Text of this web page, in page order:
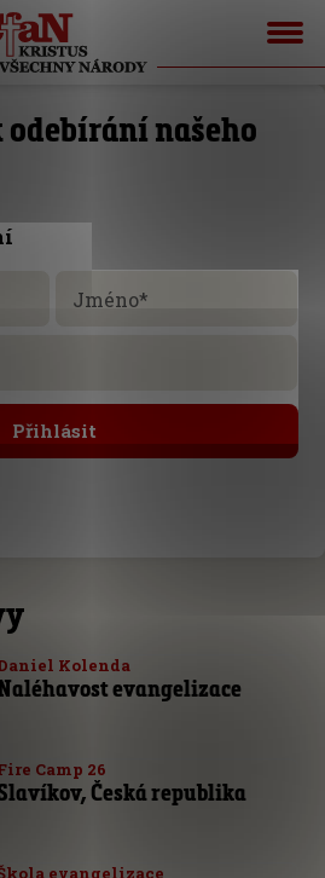
našeho
Jméno*
Kolenda
evangelizace
Camp 26
Česká republika
evangelizace